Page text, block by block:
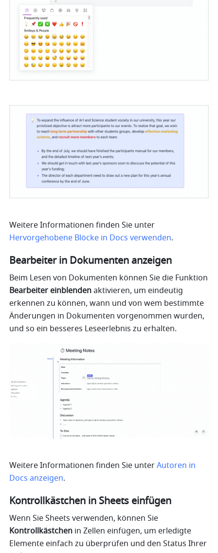
Hervorgehobene Blöcke in Docs verwenden.
Bearbeiter in Dokumenten anzeigen
Bearbeiter einblenden aktivieren, um eindeutig
erkennen zu können, wann und von wem bestimmte
Änderungen in Dokumenten vorgenommen wurden,
und so ein besseres Leseerlebnis zu erhalten.
Weitere Informationen finden Sie unter Autoren in
Docs anzeigen.
Kontrollkästchen in Sheets einfügen
Kontrollkästchen in Zellen einfügen, um erledigte
Elemente einfach zu überprüfen und den Status Ihrer